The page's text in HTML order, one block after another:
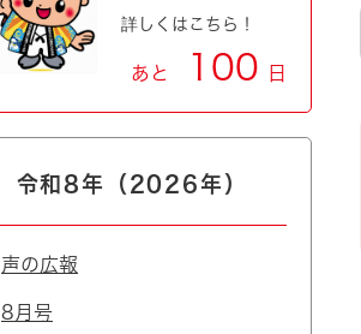
詳しくはこちら！
あと 100 日
令和8年（2026年）
声の広報
8月号